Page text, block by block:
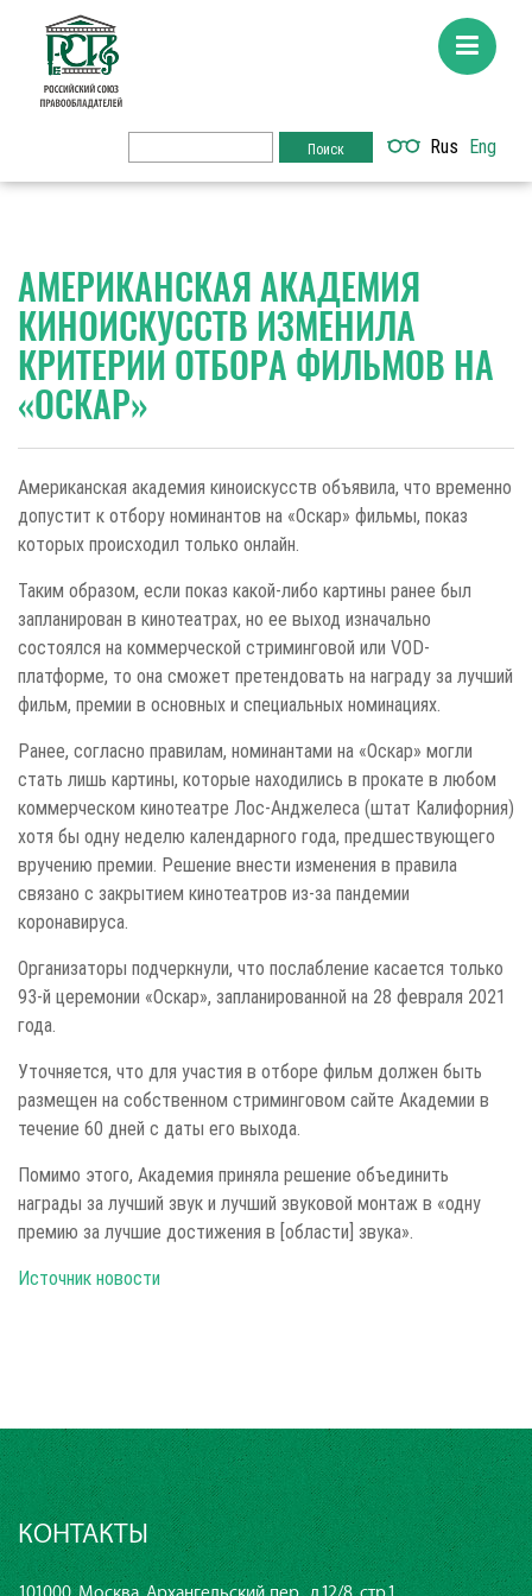
Rus Eng
АМЕРИКАНСКАЯ АКАДЕМИЯ
КИНОИСКУССТВ ИЗМЕНИЛА
КРИТЕРИИ ОТБОРА ФИЛЬМОВ НА
«ОСКАР»
Американская академия киноискусств объявила, что временно
допустит к отбору номинантов на «Оскар» фильмы, показ
которых происходил только онлайн.
Таким образом, если показ какой-либо картины ранее был
запланирован в кинотеатрах, но ее выход изначально
состоялся на коммерческой стриминговой или VOD-
платформе, то она сможет претендовать на награду за лучший
фильм, премии в основных и специальных номинациях.
Ранее, согласно правилам, номинантами на «Оскар» могли
стать лишь картины, которые находились в прокате в любом
коммерческом кинотеатре Лос-Анджелеса (штат Калифорния)
хотя бы одну неделю календарного года, предшествующего
вручению премии. Решение внести изменения в правила
связано с закрытием кинотеатров из-за пандемии
коронавируса.
Организаторы подчеркнули, что послабление касается только
93-й церемонии «Оскар», запланированной на 28 февраля 2021
года.
Уточняется, что для участия в отборе фильм должен быть
размещен на собственном стриминговом сайте Академии в
течение 60 дней с даты его выхода.
Помимо этого, Академия приняла решение объединить
награды за лучший звук и лучший звуковой монтаж в «одну
премию за лучшие достижения в [области] звука».
Источник новости
КОНТАКТЫ